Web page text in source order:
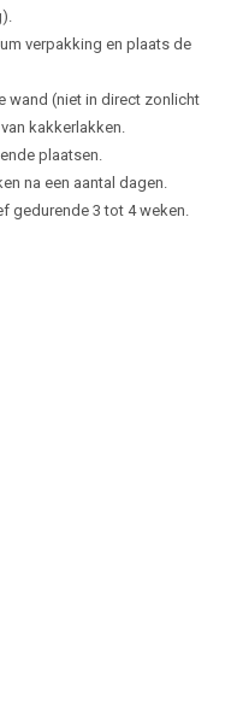
verpakking en plaats de
wand (niet in direct zonlicht
kakkerlakken.
plaatsen.
na een aantal dagen.
gedurende 3 tot 4 weken.